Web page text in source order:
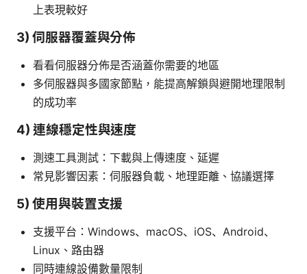
上表現較好
3) 伺服器覆蓋與分佈
看看伺服器分佈是否涵蓋你需要的地區
多伺服器與多國家節點，能提高解鎖與避開地理限制
的成功率
4) 連線穩定性與速度
測速工具測試：下載與上傳速度、延遲
常見影響因素：伺服器負載、地理距離、協議選擇
5) 使用與裝置支援
支援平台：Windows、macOS、iOS、Android、
Linux、路由器
同時連線設備數量限制